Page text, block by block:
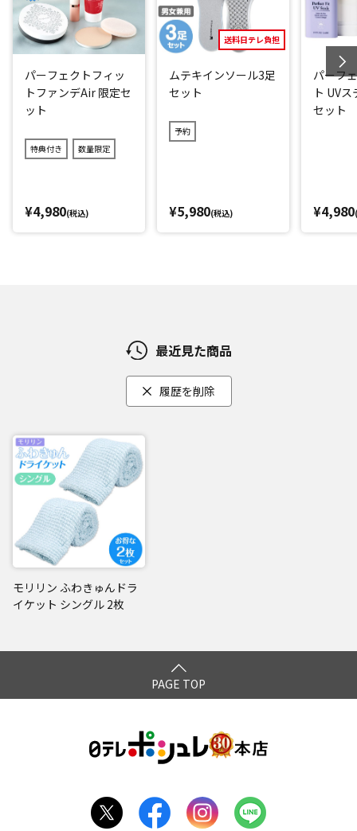
パーフェクトフィッ
トファンデAir 限定セ
ット
特典付き 数量限定
¥4,980(税込)
送料日テレ負担
ムテキインソール3足
セット
予約
¥5,980(税込)
パーフ
ト UV
セット
¥4,980
最近見た商品
履歴を削除
モリリン ふわきゅんドラ
イケット シングル 2枚
PAGE TOP